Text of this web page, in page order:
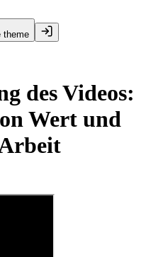
theme
des Videos:
Wert und